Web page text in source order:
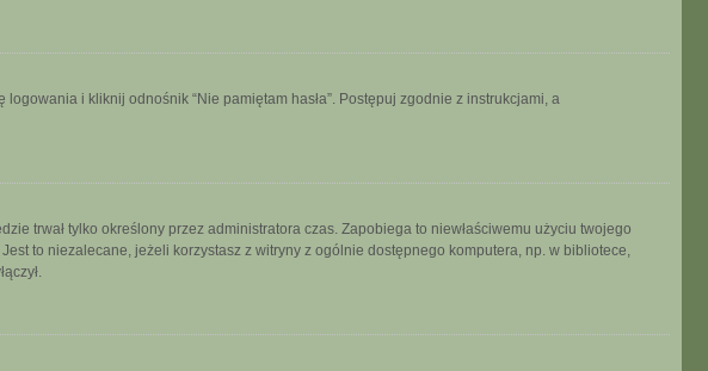
i kliknij odnośnik “Nie pamiętam hasła”. Postępuj zgodnie z instrukcjami, a
trwał tylko określony przez administratora czas. Zapobiega to niewłaściwemu użyciu twojego
Jest to niezalecane, jeżeli korzystasz z witryny z ogólnie dostępnego komputera, np. w bibliotece,